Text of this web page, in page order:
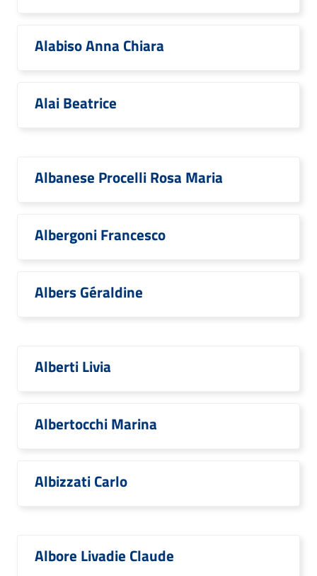
Alabiso Anna Chiara
Alai Beatrice
Albanese Procelli Rosa Maria
Albergoni Francesco
Albers Géraldine
Alberti Livia
Albertocchi Marina
Albizzati Carlo
Albore Livadie Claude